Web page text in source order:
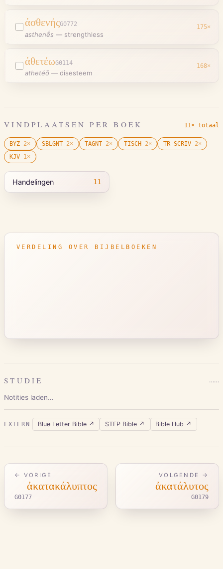
ἀσθενήςG0772
asthenḗs — strengthless
175×
ἀθετέωG0114
athetéō — disesteem
168×
VINDPLAATSEN PER BOEK 11× totaal
BYZ 2× SBLGNT 2× TAGNT 2× TISCH 2× TR-SCRIV 2×
KJV 1×
Handelingen 11
VERDELING OVER BIJBELBOEKEN
STUDIE ……
Notities laden…
EXTERN Blue Letter Bible↗ STEP Bible↗ Bible Hub ↗
← VORIGE
ἀκατακάλυπτος
G0177
VOLGENDE →
ἀκατάλυτος
G0179